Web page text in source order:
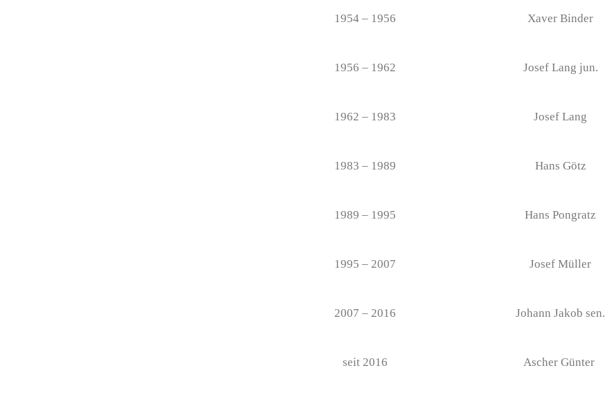
1954 – 1956 Xaver Binder
1956 – 1962 Josef Lang jun.
1962 – 1983 Josef Lang
1983 – 1989 Hans Götz
1989 – 1995 Hans Pongratz
1995 – 2007 Josef Müller
2007 – 2016 Johann Jakob sen.
seit 2016 Ascher Günter